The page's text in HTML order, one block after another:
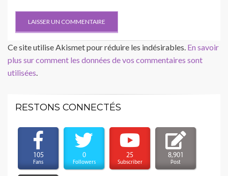
Ce site utilise Akismet pour réduire les indésirables. En savoir
plus sur comment les données de vos commentaires sont
utilisées.
RESTONS CONNECTÉS
105
Fans
0
Followers
25
Subscriber
8,901
Post